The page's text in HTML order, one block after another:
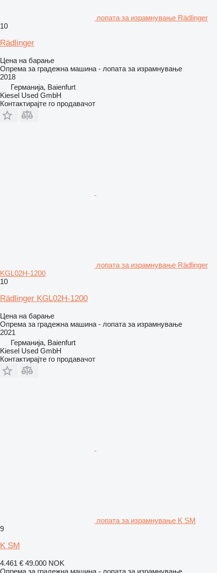
лопата за израмнување Rädlinger
10
Rädlinger
Цена на барање
Опрема за градежна машина - лопата за израмнување
2018
Германија, Baienfurt
Kiesel Used GmbH
Контактирајте го продавачот
лопата за израмнување Rädlinger
KGL02H-1200
10
Rädlinger KGL02H-1200
Цена на барање
Опрема за градежна машина - лопата за израмнување
2021
Германија, Baienfurt
Kiesel Used GmbH
Контактирајте го продавачот
лопата за израмнување K SM
9
K SM
4.461 € 49.000 NOK
Опрема за градежна машина - лопата за израмнување